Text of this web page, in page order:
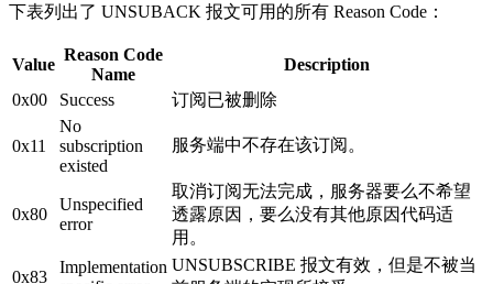
下表列出了 UNSUBACK 报文可用的所有 Reason Code：
Value
Reason Code
Name
Description
0x00
Success 订阅已被删除
0x11
No
subscription
existed
服务端中不存在该订阅。
0x80
Unspecified
error
取消订阅无法完成，服务器要么不希望
透露原因，要么没有其他原因代码适
用。
0x83
Implementation UNSUBSCRIBE 报文有效，但是不被当